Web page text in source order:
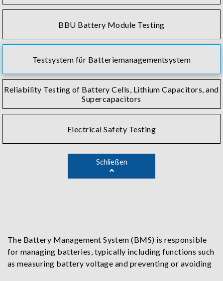
BBU Battery Module Testing
Testsystem für Batteriemanagementsystem
Reliability Testing of Battery Cells, Lithium Capacitors, and
Supercapacitors
Electrical Safety Testing
Schließen
The Battery Management System (BMS) is responsible
for managing batteries, typically including functions such
as measuring battery voltage and preventing or avoiding